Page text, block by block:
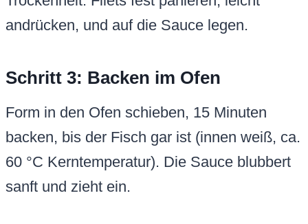
andrücken, und auf die Sauce legen.
Schritt 3: Backen im Ofen
Form in den Ofen schieben, 15 Minuten
backen, bis der Fisch gar ist (innen weiß, ca.
60 °C Kerntemperatur). Die Sauce blubbert
sanft und zieht ein.